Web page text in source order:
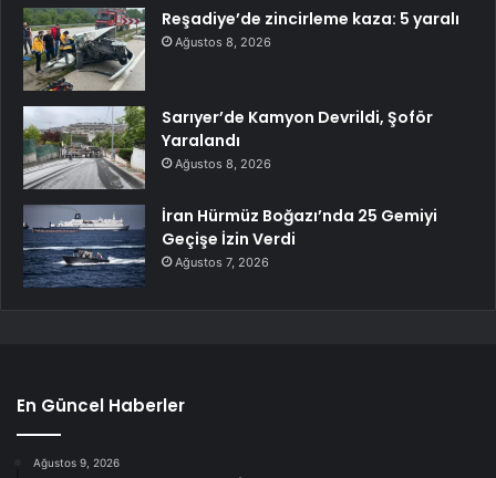
Reşadiye’de zincirleme kaza: 5 yaralı
Ağustos 8, 2026
Sarıyer’de Kamyon Devrildi, Şoför
Yaralandı
Ağustos 8, 2026
İran Hürmüz Boğazı’nda 25 Gemiyi
Geçişe İzin Verdi
Ağustos 7, 2026
En Güncel Haberler
Ağustos 9, 2026